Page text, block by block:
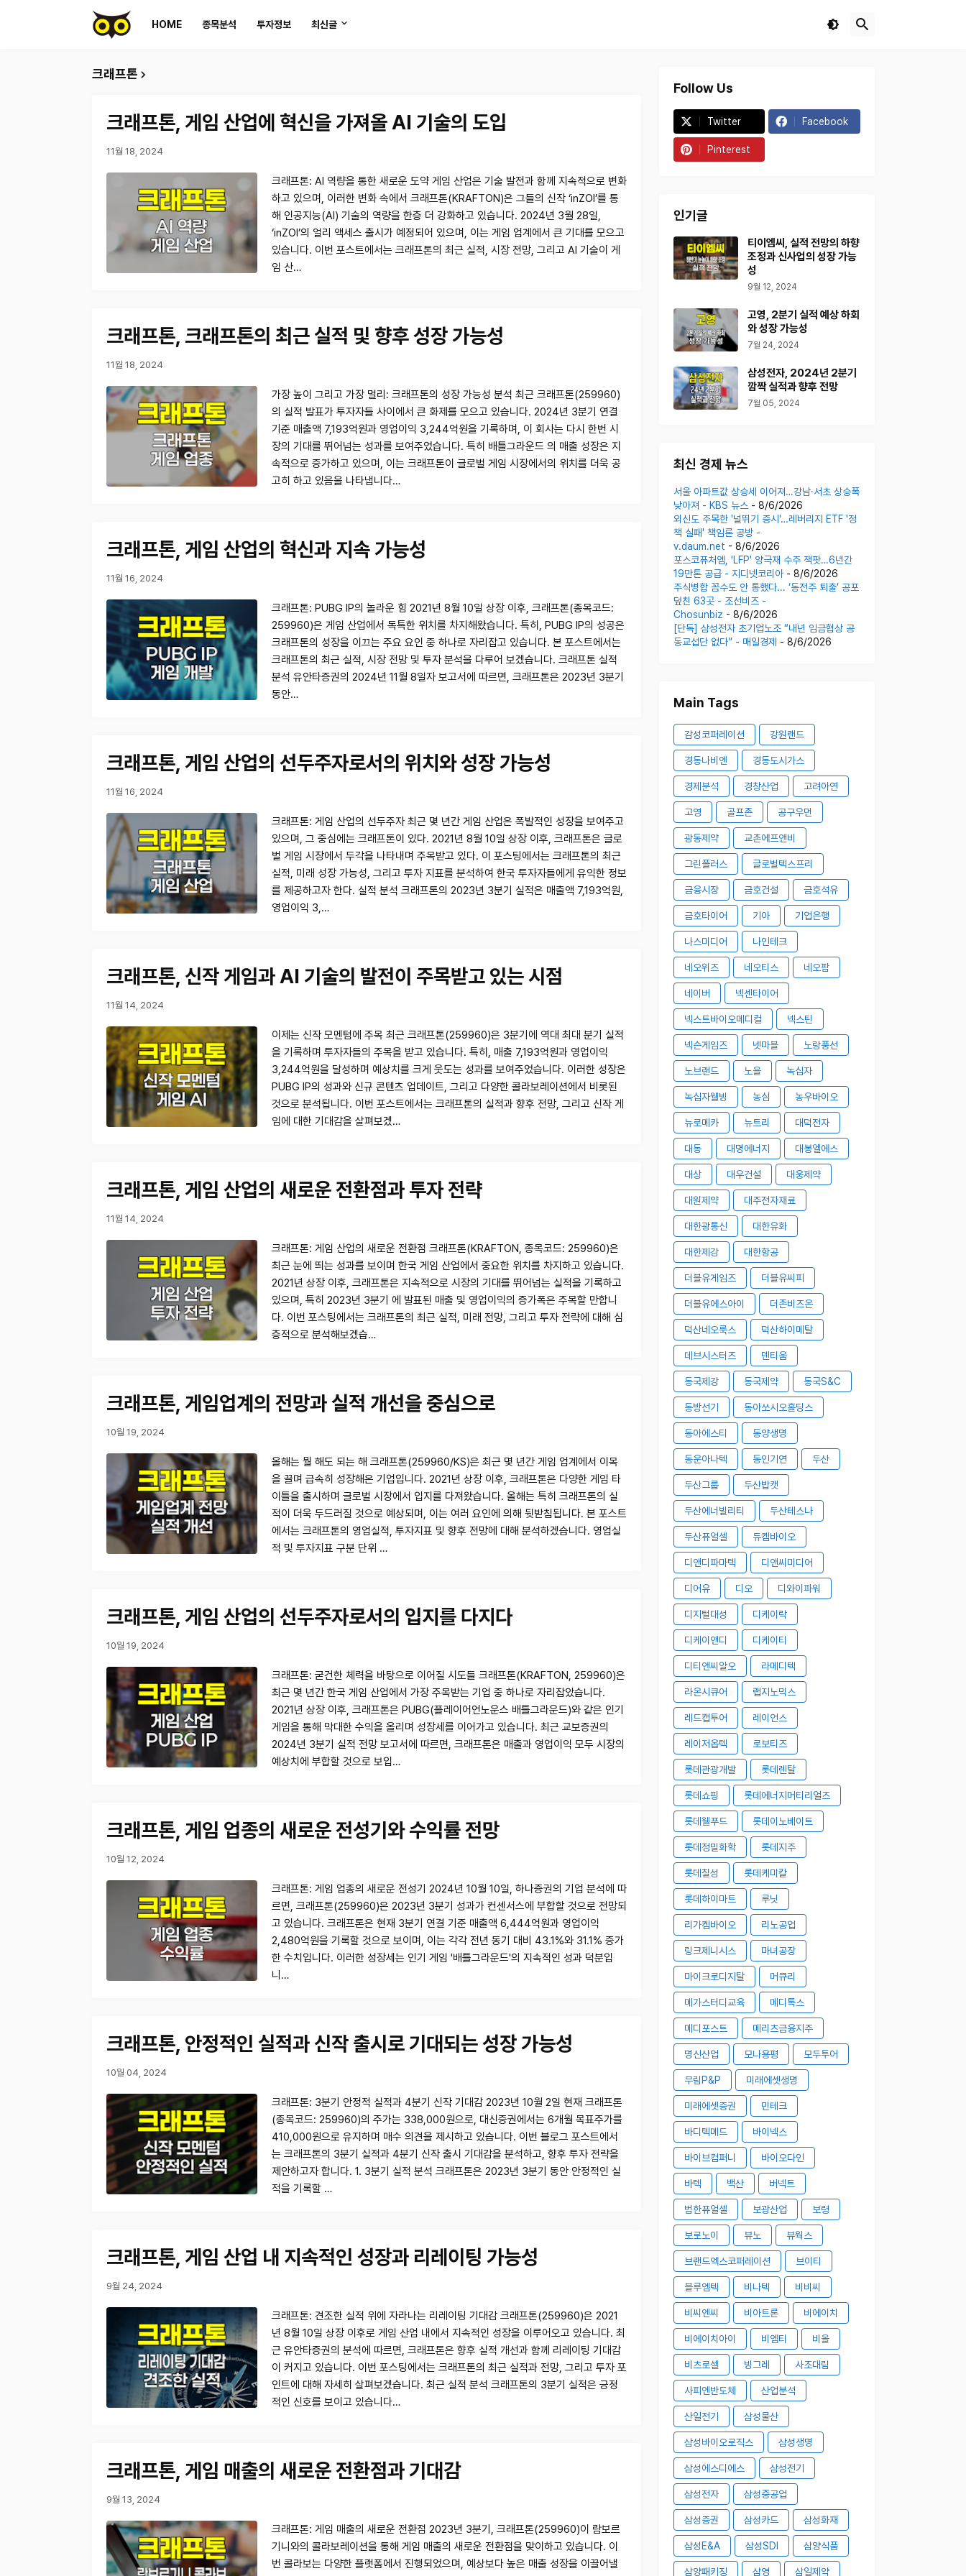
HOME 종목분석 투자정보 최신글
크래프톤
크래프톤, 게임 산업에 혁신을 가져올 AI 기술의 도입
11월 18, 2024
크래프톤: AI 역량을 통한 새로운 도약 게임 산업은 기술 발전과 함께 지속적으로 변화
하고 있으며, 이러한 변화 속에서 크래프톤(KRAFTON)은 그들의 신작 ‘inZOI’를 통
해 인공지능(AI) 기술의 역량을 한층 더 강화하고 있습니다. 2024년 3월 28일,
‘inZOI’의 얼리 액세스 출시가 예정되어 있으며, 이는 게임 업계에서 큰 기대를 모으고
있습니다. 이번 포스트에서는 크래프톤의 최근 실적, 시장 전망, 그리고 AI 기술이 게
임 산…
크래프톤, 크래프톤의 최근 실적 및 향후 성장 가능성
11월 18, 2024
가장 높이 그리고 가장 멀리: 크래프톤의 성장 가능성 분석 최근 크래프톤(259960)
의 실적 발표가 투자자들 사이에서 큰 화제를 모으고 있습니다. 2024년 3분기 연결
기준 매출액 7,193억원과 영업이익 3,244억원을 기록하며, 이 회사는 다시 한번 시
장의 기대를 뛰어넘는 성과를 보여주었습니다. 특히 배틀그라운드 의 매출 성장은 지
속적으로 증가하고 있으며, 이는 크래프톤이 글로벌 게임 시장에서의 위치를 더욱 공
고히 하고 있음을 나타냅니다…
크래프톤, 게임 산업의 혁신과 지속 가능성
11월 16, 2024
크래프톤: PUBG IP의 놀라운 힘 2021년 8월 10일 상장 이후, 크래프톤(종목코드:
259960)은 게임 산업에서 독특한 위치를 차지해왔습니다. 특히, PUBG IP의 성공은
크래프톤의 성장을 이끄는 주요 요인 중 하나로 자리잡고 있습니다. 본 포스트에서는
크래프톤의 최근 실적, 시장 전망 및 투자 분석을 다루어 보겠습니다. 크래프톤 실적
분석 유안타증권의 2024년 11월 8일자 보고서에 따르면, 크래프톤은 2023년 3분기
동안…
크래프톤, 게임 산업의 선두주자로서의 위치와 성장 가능성
11월 16, 2024
크래프톤: 게임 산업의 선두주자 최근 몇 년간 게임 산업은 폭발적인 성장을 보여주고
있으며, 그 중심에는 크래프톤이 있다. 2021년 8월 10일 상장 이후, 크래프톤은 글로
벌 게임 시장에서 두각을 나타내며 주목받고 있다. 이 포스팅에서는 크래프톤의 최근
실적, 미래 성장 가능성, 그리고 투자 지표를 분석하여 한국 투자자들에게 유익한 정보
를 제공하고자 한다. 실적 분석 크래프톤의 2023년 3분기 실적은 매출액 7,193억원,
영업이익 3,…
크래프톤, 신작 게임과 AI 기술의 발전이 주목받고 있는 시점
11월 14, 2024
이제는 신작 모멘텀에 주목 최근 크래프톤(259960)은 3분기에 역대 최대 분기 실적
을 기록하며 투자자들의 주목을 받고 있습니다. 특히, 매출 7,193억원과 영업이익
3,244억원을 달성하며 예상치를 크게 웃도는 성과를 보여주었습니다. 이러한 성장은
PUBG IP의 성과와 신규 콘텐츠 업데이트, 그리고 다양한 콜라보레이션에서 비롯된
것으로 분석됩니다. 이번 포스트에서는 크래프톤의 실적과 향후 전망, 그리고 신작 게
임에 대한 기대감을 살펴보겠…
크래프톤, 게임 산업의 새로운 전환점과 투자 전략
11월 14, 2024
크래프톤: 게임 산업의 새로운 전환점 크래프톤(KRAFTON, 종목코드: 259960)은
최근 눈에 띄는 성과를 보이며 한국 게임 산업에서 중요한 위치를 차지하고 있습니다.
2021년 상장 이후, 크래프톤은 지속적으로 시장의 기대를 뛰어넘는 실적을 기록하고
있으며, 특히 2023년 3분기 에 발표된 매출 및 영업이익의 증가폭은 주목할 만합니
다. 이번 포스팅에서는 크래프톤의 최근 실적, 미래 전망, 그리고 투자 전략에 대해 심
층적으로 분석해보겠습…
크래프톤, 게임업계의 전망과 실적 개선을 중심으로
10월 19, 2024
올해는 뭘 해도 되는 해 크래프톤(259960/KS)은 최근 몇 년간 게임 업계에서 이목
을 끌며 급속히 성장해온 기업입니다. 2021년 상장 이후, 크래프톤은 다양한 게임 타
이틀을 출시하며 글로벌 시장에서 입지를 다져왔습니다. 올해는 특히 크래프톤의 실
적이 더욱 두드러질 것으로 예상되며, 이는 여러 요인에 의해 뒷받침됩니다. 본 포스트
에서는 크래프톤의 영업실적, 투자지표 및 향후 전망에 대해 분석하겠습니다. 영업실
적 및 투자지표 구분 단위 …
크래프톤, 게임 산업의 선두주자로서의 입지를 다지다
10월 19, 2024
크래프톤: 굳건한 체력을 바탕으로 이어질 시도들 크래프톤(KRAFTON, 259960)은
최근 몇 년간 한국 게임 산업에서 가장 주목받는 기업 중 하나로 자리잡았습니다.
2021년 상장 이후, 크래프톤은 PUBG(플레이어언노운스 배틀그라운드)와 같은 인기
게임을 통해 막대한 수익을 올리며 성장세를 이어가고 있습니다. 최근 교보증권의
2024년 3분기 실적 전망 보고서에 따르면, 크래프톤은 매출과 영업이익 모두 시장의
예상치에 부합할 것으로 보입…
크래프톤, 게임 업종의 새로운 전성기와 수익률 전망
10월 12, 2024
크래프톤: 게임 업종의 새로운 전성기 2024년 10월 10일, 하나증권의 기업 분석에 따
르면, 크래프톤(259960)은 2023년 3분기 성과가 컨센서스에 부합할 것으로 전망되
고 있습니다. 크래프톤은 현재 3분기 연결 기준 매출액 6,444억원과 영업이익
2,480억원을 기록할 것으로 보이며, 이는 각각 전년 동기 대비 43.1%와 31.1% 증가
한 수치입니다. 이러한 성장세는 인기 게임 '배틀그라운드'의 지속적인 성과 덕분입
니…
크래프톤, 안정적인 실적과 신작 출시로 기대되는 성장 가능성
10월 04, 2024
크래프톤: 3분기 안정적 실적과 4분기 신작 기대감 2023년 10월 2일 현재 크래프톤
(종목코드: 259960)의 주가는 338,000원으로, 대신증권에서는 6개월 목표주가를
410,000원으로 유지하며 매수 의견을 제시하고 있습니다. 이번 블로그 포스트에서
는 크래프톤의 3분기 실적과 4분기 신작 출시 기대감을 분석하고, 향후 투자 전략을
제안하고자 합니다. 1. 3분기 실적 분석 크래프톤은 2023년 3분기 동안 안정적인 실
적을 기록할 …
크래프톤, 게임 산업 내 지속적인 성장과 리레이팅 가능성
9월 24, 2024
크래프톤: 견조한 실적 위에 자라나는 리레이팅 기대감 크래프톤(259960)은 2021
년 8월 10일 상장 이후로 게임 산업 내에서 지속적인 성장을 이루어오고 있습니다. 최
근 유안타증권의 분석에 따르면, 크래프톤은 향후 실적 개선과 함께 리레이팅 기대감
이 커지고 있습니다. 이번 포스팅에서는 크래프톤의 최근 실적과 전망, 그리고 투자 포
인트에 대해 자세히 살펴보겠습니다. 최근 실적 분석 크래프톤의 3분기 실적은 긍정
적인 신호를 보이고 있습니다…
크래프톤, 게임 매출의 새로운 전환점과 기대감
9월 13, 2024
크래프톤: 게임 매출의 새로운 전환점 2023년 3분기, 크래프톤(259960)이 람보르
기니와의 콜라보레이션을 통해 게임 매출의 새로운 전환점을 맞이하고 있습니다. 이
번 콜라보는 다양한 플랫폼에서 진행되었으며, 예상보다 높은 매출 성장을 이끌어낼
Follow Us
Twitter Facebook
Pinterest
인기글
티이엠씨, 실적 전망의 하향
조정과 신사업의 성장 가능
성
9월 12, 2024
고영, 2분기 실적 예상 하회
와 성장 가능성
7월 24, 2024
삼성전자, 2024년 2분기
깜짝 실적과 향후 전망
7월 05, 2024
최신 경제 뉴스
서울 아파트값 상승세 이어져…강남·서초 상승폭
낮아져 - KBS 뉴스- 8/6/2026
외신도 주목한 '널뛰기 증시'…레버리지 ETF '정
책 실패' 책임론 공방 -
v.daum.net - 8/6/2026
포스코퓨처엠, 'LFP' 양극재 수주 잭팟…6년간
19만톤 공급 - 지디넷코리아- 8/6/2026
주식병합 꼼수도 안 통했다... ‘동전주 퇴출’ 공포
덮친 63곳 - 조선비즈 -
Chosunbiz - 8/6/2026
[단독] 삼성전자 초기업노조 “내년 임금협상 공
동교섭단 없다” - 매일경제 - 8/6/2026
Main Tags
감성코퍼레이션 강원랜드
경동나비엔 경동도시가스
경제분석 경창산업 고려아연
고영 골프존 공구우먼
광동제약 교촌에프앤비
그린플러스 글로벌텍스프리
금융시장 금호건설 금호석유
금호타이어 기아 기업은행
나스미디어 나인테크
네오위즈 네오티스 네오팜
네이버 넥센타이어
넥스트바이오메디컬 넥스틴
넥슨게임즈 넷마블 노랑풍선
노브랜드 노을 녹십자
녹십자웰빙 농심 농우바이오
뉴로메카 뉴트리 대덕전자
대동 대명에너지 대봉엘에스
대상 대우건설 대웅제약
대원제약 대주전자재료
대한광통신 대한유화
대한제강 대한항공
더블유게임즈 더블유씨피
더블유에스아이 더존비즈온
덕산네오룩스 덕산하이메탈
데브시스터즈 덴티움
동국제강 동국제약 동국S&C
동방선기 동아쏘시오홀딩스
동아에스티 동양생명
동운아나텍 동인기연 두산
두산그룹 두산밥캣
두산에너빌리티 두산테스나
두산퓨얼셀 듀켐바이오
디앤디파마텍 디앤씨미디어
디어유 디오 디와이파워
디지털대성 디케이락
디케이앤디 디케이티
디티앤씨알오 라메디텍
라온시큐어 랩지노믹스
레드캡투어 레이언스
레이저옵텍 로보티즈
롯데관광개발 롯데렌탈
롯데쇼핑 롯데에너지머티리얼즈
롯데웰푸드 롯데이노베이트
롯데정밀화학 롯데지주
롯데칠성 롯데케미칼
롯데하이마트 루닛
리가켐바이오 리노공업
링크제니시스 마녀공장
마이크로디지탈 머큐리
메가스터디교육 메디톡스
메디포스트 메리츠금융지주
명신산업 모나용평 모두투어
무림P&P 미래에셋생명
미래에셋증권 민테크
바디텍메드 바이넥스
바이브컴퍼니 바이오다인
바텍 백산 버넥트
범한퓨얼셀 보광산업 보령
보로노이 뷰노 뷰웍스
브랜드엑스코퍼레이션 브이티
블루엠텍 비나텍 비비씨
비씨엔씨 비아트론 비에이치
비에이치아이 비엠티 비올
비츠로셀 빙그레 사조대림
사피엔반도체 산업분석
산일전기 삼성물산
삼성바이오로직스 삼성생명
삼성에스디에스 삼성전기
삼성전자 삼성중공업
삼성증권 삼성카드 삼성화재
삼성E&A 삼성SDI 삼양식품
삼양패키징 삼영 삼일제약